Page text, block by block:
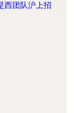
西团队沪上招